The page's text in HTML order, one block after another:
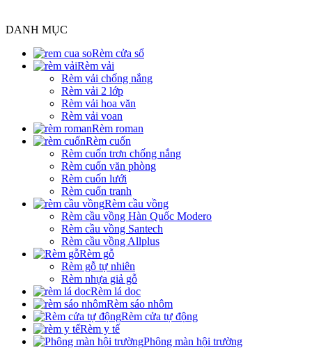
DANH MỤC
Rèm cửa sổ
Rèm vải
Rèm vải chống nắng
Rèm vải 2 lớp
Rèm vải hoa văn
Rèm vải voan
Rèm roman
Rèm cuốn
Rèm cuốn trơn chống nắng
Rèm cuốn văn phòng
Rèm cuốn lưới
Rèm cuốn tranh
Rèm cầu vồng
Rèm cầu vồng Hàn Quốc Modero
Rèm cầu vồng Santech
Rèm cầu vồng Allplus
Rèm gỗ
Rèm gỗ tự nhiên
Rèm nhựa giả gỗ
Rèm lá dọc
Rèm sáo nhôm
Rèm cửa tự động
Rèm y tế
Phông màn hội trường